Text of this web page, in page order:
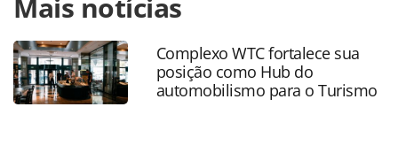
tematicos/2021/07/beto-carrero-promove-festival-
masterchef-brasil-a-partir-de-hoje_182872.html ou as
ferramentas oferecidas na página. Todo o conteúdo
produzido pela PANROTAS Editora é protegido pela
legislação brasileira sobre direito autoral. Não reproduza o
Complexo WTC fortalece sua
posição como Hub do
automobilismo para o Turismo